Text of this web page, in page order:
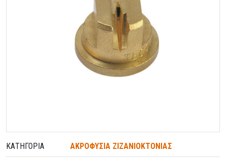
ΚΑΤΗΓΟΡΊΑ ΑΚΡΟΦΥΣΙΑ ΖΙΖΑΝΙΟΚΤΟΝΙΑΣ